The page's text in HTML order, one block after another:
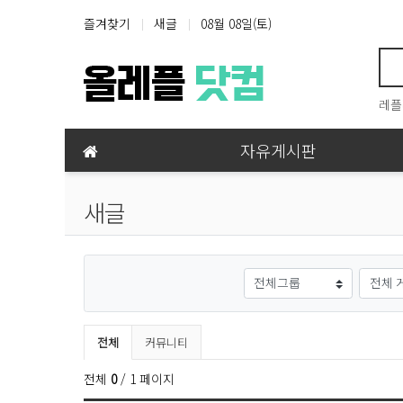
상단 네비
즐겨찾기 새글 08월 08일(토)
레
메인 메뉴 자유게시판
새글
게시판그룹 검색대상
전체게시물 그룹 목록
전체 커뮤니티
전체 0/ 1 페이지